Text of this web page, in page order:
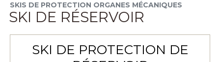
SKIS DE PROTECTION ORGANES MÉCANIQUES
SKI DE RÉSERVOIR
SKI DE PROTECTION DE